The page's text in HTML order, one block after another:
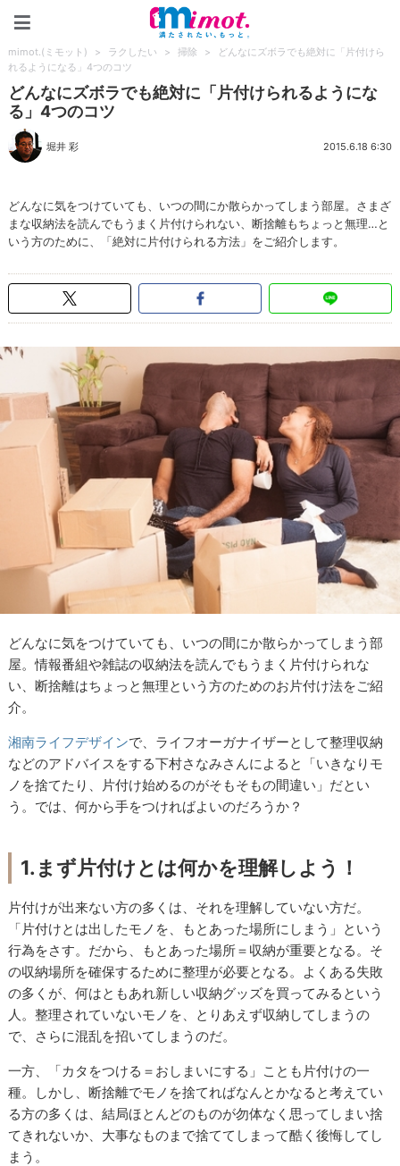
mimot.(ミモット) > ラクしたい > 掃除 >
どんなにズボラでも絶対に「片付けら
れるようになる」4つのコツ
どんなにズボラでも絶対に「片付けられるようにな
る」4つのコツ
堀井 彩 2015.6.18 6:30
どんなに気をつけていても、いつの間にか散らかってしまう部屋。さまざ
まな収納法を読んでもうまく片付けられない、断捨離もちょっと無理…と
いう方のために、「絶対に片付けられる方法」をご紹介します。
どんなに気をつけていても、いつの間にか散らかってしまう部
屋。情報番組や雑誌の収納法を読んでもうまく片付けられな
い、断捨離はちょっと無理という方のためのお片付け法をご紹
介。
湘南ライフデザインで、ライフオーガナイザーとして整理収納
などのアドバイスをする下村さなみさんによると「いきなりモ
ノを捨てたり、片付け始めるのがそもそもの間違い」だとい
う。では、何から手をつければよいのだろうか？
1.まず片付けとは何かを理解しよう！
片付けが出来ない方の多くは、それを理解していない方だ。
「片付けとは出したモノを、もとあった場所にしまう」という
行為をさす。だから、もとあった場所＝収納が重要となる。そ
の収納場所を確保するために整理が必要となる。よくある失敗
の多くが、何はともあれ新しい収納グッズを買ってみるという
人。整理されていないモノを、とりあえず収納してしまうの
で、さらに混乱を招いてしまうのだ。
一方、「カタをつける＝おしまいにする」ことも片付けの一
種。しかし、断捨離でモノを捨てればなんとかなると考えてい
る方の多くは、結局ほとんどのものが勿体なく思ってしまい捨
てきれないか、大事なものまで捨ててしまって酷く後悔してし
まう。